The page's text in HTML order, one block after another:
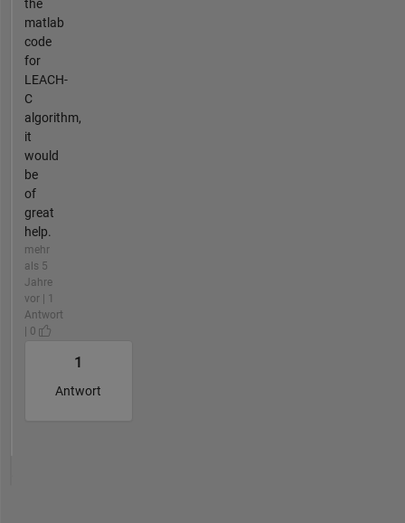
the
matlab
code
for
LEACH-
C
algorithm,
it
would
be
of
great
help.
mehr
als 5
Jahre
vor | 1
Antwort
| 0
1
Antwort